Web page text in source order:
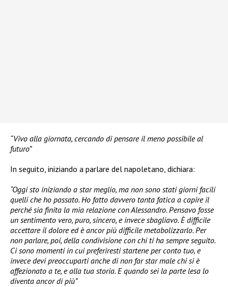
“Vivo alla giornata, cercando di pensare il meno possibile al
futuro”
In seguito, iniziando a parlare del napoletano, dichiara:
“Oggi sto iniziando a star meglio, ma non sono stati giorni facili
quelli che ho passato. Ho fatto davvero tanta fatica a capire il
perché sia finita la mia relazione con Alessandro. Pensavo fosse
un sentimento vero, puro, sincero, e invece sbagliavo. È difficile
accettare il dolore ed è ancor più difficile metabolizzarlo. Per
non parlare, poi, della condivisione con chi ti ha sempre seguito.
Ci sono momenti in cui preferiresti startene per conto tuo, e
invece devi preoccuparti anche di non far star male chi si è
affezionato a te, e alla tua storia. E quando sei la parte lesa lo
diventa ancor di più”